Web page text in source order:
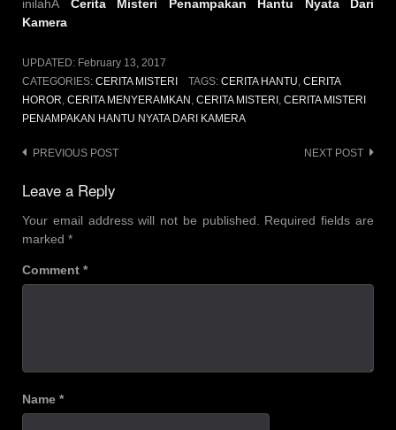
inilahÂ Cerita Misteri Penampakan Hantu Nyata Dari
Kamera
UPDATED: February 13, 2017
CATEGORIES: CERITA MISTERI TAGS: CERITA HANTU, CERITA
HOROR, CERITA MENYERAMKAN , CERITA MISTERI , CERITA MISTERI
PENAMPAKAN HANTU NYATA DARI KAMERA
Post
navigation
PREVIOUS POST NEXT POST
Leave a Reply
Your email address will not be published.
Required fields are
marked *
Comment *
Name *